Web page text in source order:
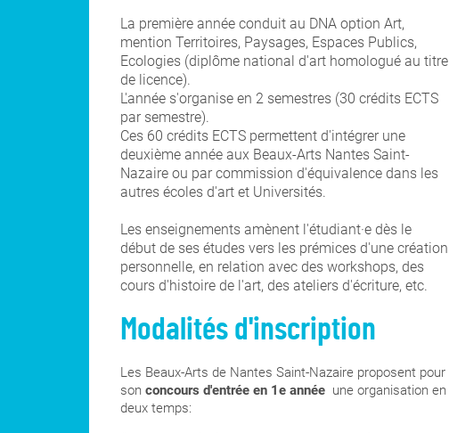
La première année conduit au DNA option Art,
mention Territoires, Paysages, Espaces Publics,
Ecologies (diplôme national d'art homologué au titre
de licence).
L'année s'organise en 2 semestres (30 crédits ECTS
par semestre).
Ces 60 crédits ECTS permettent d'intégrer une
deuxième année aux Beaux-Arts Nantes Saint-
Nazaire ou par commission d'équivalence dans les
autres écoles d'art et Universités.
Les enseignements amènent l'étudiant·e dès le
début de ses études vers les prémices d'une création
personnelle, en relation avec des workshops, des
cours d'histoire de l'art, des ateliers d'écriture, etc.
Modalités d'inscription
Les Beaux-Arts de Nantes Saint-Nazaire proposent pour
son concours d'entrée en 1e année une organisation en
deux temps: